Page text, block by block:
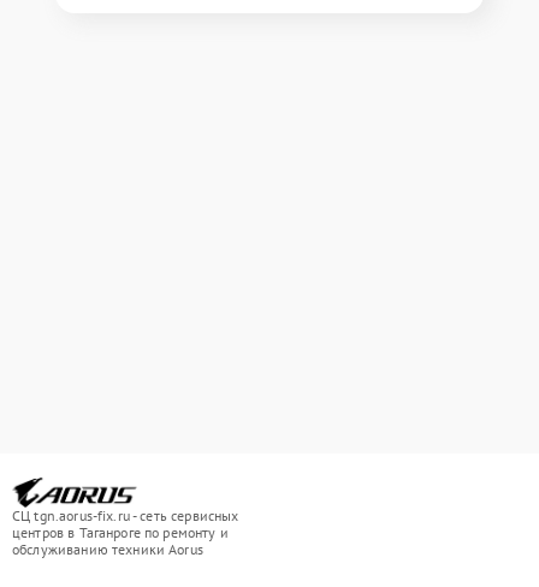
СЦ tgn.aorus-fix.ru - сеть сервисных
центров в Таганроге по ремонту и
обслуживанию техники Aorus